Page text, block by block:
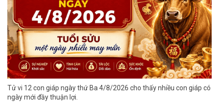
Tử vi 12 con giáp ngày thứ Ba 4/8/2026 cho thấy nhiều con giáp có
ngày mới đầy thuận lợi.